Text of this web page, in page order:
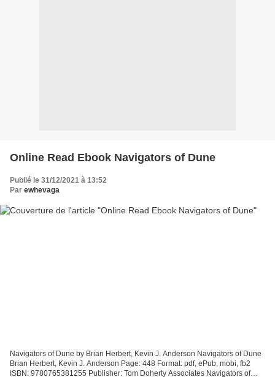
Online Read Ebook Navigators of Dune
Publié le 31/12/2021 à 13:52
Par ewhevaga
Navigators of Dune by Brian Herbert, Kevin J. Anderson Navigators of Dune
Brian Herbert, Kevin J. Anderson Page: 448 Format: pdf, ePub, mobi, fb2
ISBN: 9780765381255 Publisher: Tom Doherty Associates Navigators of